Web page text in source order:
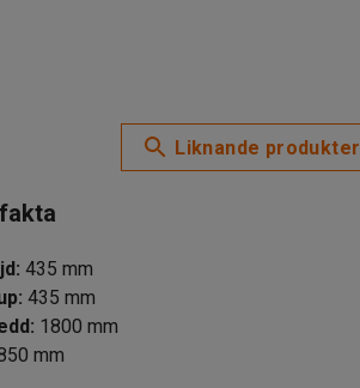
Liknande produkter
: 435 mm
: 435 mm
: 1800 mm
mm